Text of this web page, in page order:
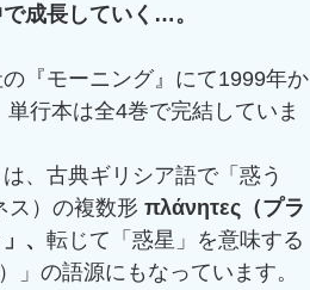
成長していく…。
『モーニング』にて1999年か
行本は全4巻で完結していま
、古典ギリシア語で「惑う
ス）の複数形 πλάνητες（プラ
、 転じて「惑星」を意味する
」の語源にもなっています。